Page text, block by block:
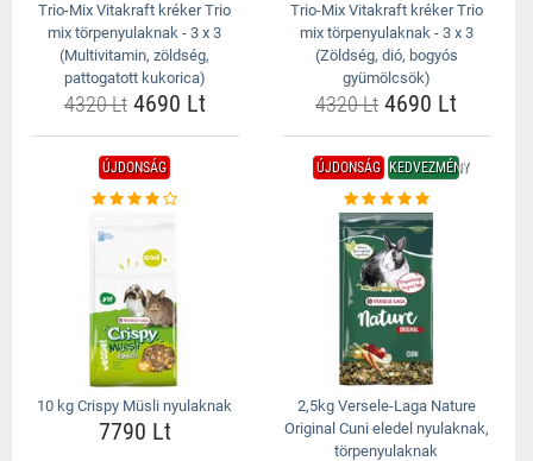
Trio-Mix Vitakraft kréker Trio
mix törpenyulaknak - 3 x 3
(Multivitamin, zöldség,
pattogatott kukorica)
4320 Lt4690 Lt
Trio-Mix Vitakraft kréker Trio
mix törpenyulaknak - 3 x 3
(Zöldség, dió, bogyós
gyümölcsök)
4320 Lt4690 Lt
ÚJDONSÁG
10 kg Crispy Müsli nyulaknak
7790 Lt
ÚJDONSÁG KEDVEZMÉNY
2,5kg Versele-Laga Nature
Original Cuni eledel nyulaknak,
törpenyulaknak